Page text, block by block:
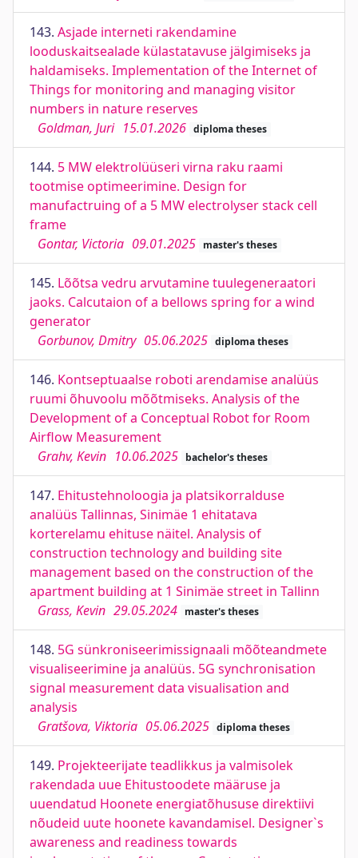
143. Asjade interneti rakendamine
looduskaitsealade külastatavuse jälgimiseks ja
haldamiseks. Implementation of the Internet of
Things for monitoring and managing visitor
numbers in nature reserves
Goldman, Juri 15.01.2026 diploma theses
144. 5 MW elektrolüüseri virna raku raami
tootmise optimeerimine. Design for
manufactruing of a 5 MW electrolyser stack cell
frame
Gontar, Victoria 09.01.2025 master's theses
145. Lõõtsa vedru arvutamine tuulegeneraatori
jaoks. Calcutaion of a bellows spring for a wind
generator
Gorbunov, Dmitry 05.06.2025 diploma theses
146. Kontseptuaalse roboti arendamise analüüs
ruumi õhuvoolu mõõtmiseks. Analysis of the
Development of a Conceptual Robot for Room
Airflow Measurement
Grahv, Kevin 10.06.2025 bachelor's theses
147. Ehitustehnoloogia ja platsikorralduse
analüüs Tallinnas, Sinimäe 1 ehitatava
korterelamu ehituse näitel. Analysis of
construction technology and building site
management based on the construction of the
apartment building at 1 Sinimäe street in Tallinn
Grass, Kevin 29.05.2024 master's theses
148. 5G sünkroniseerimissignaali mõõteandmete
visualiseerimine ja analüüs. 5G synchronisation
signal measurement data visualisation and
analysis
Gratšova, Viktoria 05.06.2025 diploma theses
149. Projekteerijate teadlikkus ja valmisolek
rakendada uue Ehitustoodete määruse ja
uuendatud Hoonete energiatõhususe direktiivi
nõudeid uute hoonete kavandamisel. Designer`s
awareness and readiness towards